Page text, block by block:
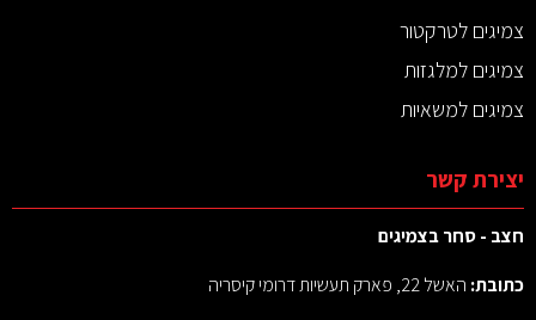
צמיגים לטרקטור
צמיגים למלגזות
צמיגים למשאיות
יצירת קשר
חצב - סחר בצמיגים
כתובת: האשל 22, פארק תעשיות דרומי קיסריה